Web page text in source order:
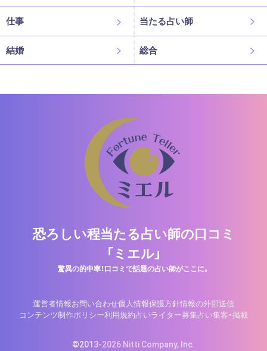
仕事 当たる占い師
結婚 総合
恐ろしい程当たる占い師の口コミ
「ミエル」
驚異の的中率！口コミで話題の占い師がここに。
運営者情報お問い合わせ個人情報保護方針情報の外部送信
コンテンツ制作ポリシー利用規約占いライター募集占い集客・掲載
©2013-2026 Nitti Company, Inc.